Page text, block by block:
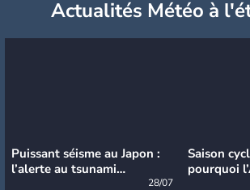
Actualités Météo à
Puissant séisme au Japon :
l’alerte au tsunami
28/07
Saison
pourquoi